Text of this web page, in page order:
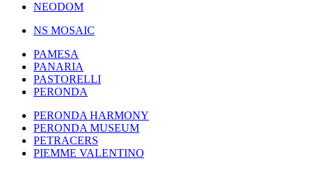
NEODOM
NS MOSAIC
PAMESA
PANARIA
PASTORELLI
PERONDA
PERONDA HARMONY
PERONDA MUSEUM
PETRACERS
PIEMME VALENTINO